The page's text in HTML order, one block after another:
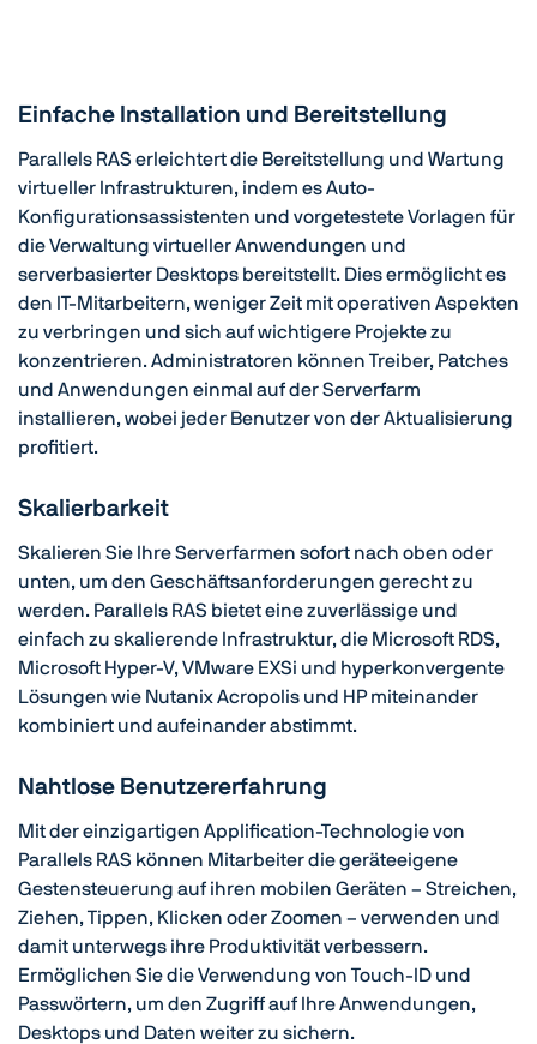
Einfache Installation und Bereitstellung
Parallels RAS erleichtert die Bereitstellung und Wartung
virtueller Infrastrukturen, indem es Auto-
Konfigurationsassistenten und vorgetestete Vorlagen für
die Verwaltung virtueller Anwendungen und
serverbasierter Desktops bereitstellt. Dies ermöglicht es
den IT-Mitarbeitern, weniger Zeit mit operativen Aspekten
zu verbringen und sich auf wichtigere Projekte zu
konzentrieren. Administratoren können Treiber, Patches
und Anwendungen einmal auf der Serverfarm
installieren, wobei jeder Benutzer von der Aktualisierung
profitiert.
Skalierbarkeit
Skalieren Sie Ihre Serverfarmen sofort nach oben oder
unten, um den Geschäftsanforderungen gerecht zu
werden. Parallels RAS bietet eine zuverlässige und
einfach zu skalierende Infrastruktur, die Microsoft RDS,
Microsoft Hyper-V, VMware EXSi und hyperkonvergente
Lösungen wie Nutanix Acropolis und HP miteinander
kombiniert und aufeinander abstimmt.
Nahtlose Benutzererfahrung
Mit der einzigartigen Applification-Technologie von
Parallels RAS können Mitarbeiter die geräteeigene
Gestensteuerung auf ihren mobilen Geräten – Streichen,
Ziehen, Tippen, Klicken oder Zoomen – verwenden und
damit unterwegs ihre Produktivität verbessern.
Ermöglichen Sie die Verwendung von Touch-ID und
Passwörtern, um den Zugriff auf Ihre Anwendungen,
Desktops und Daten weiter zu sichern.